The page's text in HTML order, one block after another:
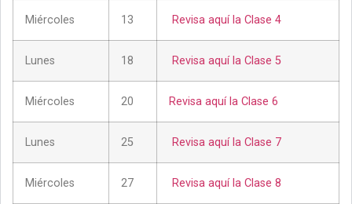
Miércoles 13 Revisa aquí la Clase 4
Lunes 18 Revisa aquí la Clase 5
Miércoles 20 Revisa aquí la Clase 6
Lunes 25 Revisa aquí la Clase 7
Miércoles 27 Revisa aquí la Clase 8